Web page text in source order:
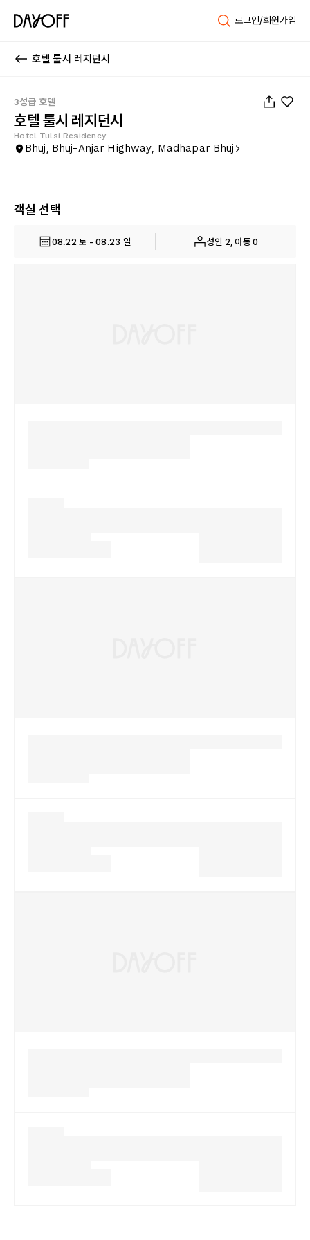
로그인/회원가입
호텔 툴시 레지던시
3성급 호텔
호텔 툴시 레지던시
Hotel Tulsi Residency
Bhuj, Bhuj-Anjar Highway, Madhapar Bhuj
객실 선택
08.22 토 - 08.23 일 성인 2, 아동 0